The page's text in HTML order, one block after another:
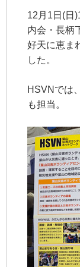
12月1日(日
内会・長柄
好天に恵ま
した。
HSVNでは
も担当。